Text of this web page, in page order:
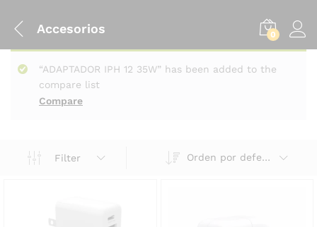
Accesorios 0
Compare
“ADAPTADOR IPH 12 35W” has been added to the
compare list
Filter Orden por defecto